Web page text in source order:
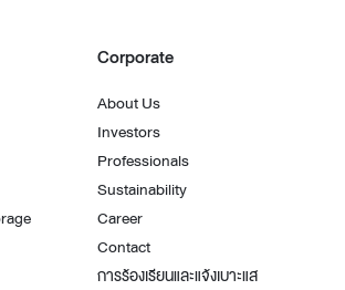
Corporate
About Us
Investors
Professionals
Sustainability
Career
Contact
การร้องเรียนและแจ้งเบาะแส